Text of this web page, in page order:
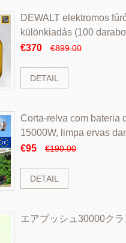
DEWALT elektromos
különkiadás (100
€370
€899.00
DETAIL
Corta-relva com bateria
15000W, limpa ervas
rapidamente
€95 €190.00
DETAIL
エアプッシュ30000ク